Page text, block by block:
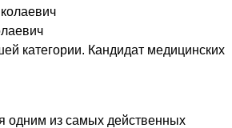
категории. Кандидат медицинских
одним из самых действенных